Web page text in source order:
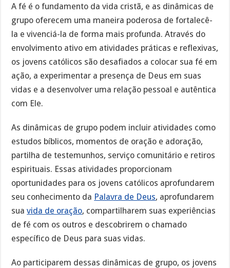
A fé é o fundamento da vida cristã, e as dinâmicas de
grupo oferecem uma maneira poderosa de fortalecê-
la e vivenciá-la de forma mais profunda. Através do
envolvimento ativo em atividades práticas e reflexivas,
os jovens católicos são desafiados a colocar sua fé em
ação, a experimentar a presença de Deus em suas
vidas e a desenvolver uma relação pessoal e autêntica
com Ele.
As dinâmicas de grupo podem incluir atividades como
estudos bíblicos, momentos de oração e adoração,
partilha de testemunhos, serviço comunitário e retiros
espirituais. Essas atividades proporcionam
oportunidades para os jovens católicos aprofundarem
seu conhecimento da Palavra de Deus, aprofundarem
suavida de oração, compartilharem suas experiências
de fé com os outros e descobrirem o chamado
específico de Deus para suas vidas.
Ao participarem dessas dinâmicas de grupo, os jovens